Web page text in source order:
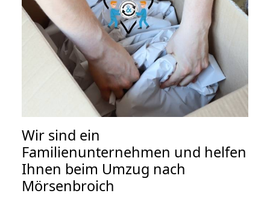
Wir sind ein
Familienunternehmen und helfen
Ihnen beim Umzug nach
Mörsenbroich